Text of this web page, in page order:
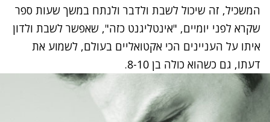
המשכיל, זה שיכול לשבת ולדבר ולנתח במשך שעות ספר
שקרא לפני יומיים, "אינטליגנט כזה", שאפשר לשבת ולדון
איתו על העניינים הכי אקטואליים בעולם, לשמוע את
דעתו, גם כשהוא כולה בן 8-10.